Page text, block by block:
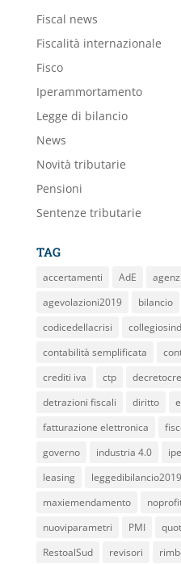
Fiscal news
Fiscalità internazionale
Fisco
Iperammortamento
Legge di bilancio
News
Novità tributarie
Pensioni
Sentenze tributarie
TAG
accertamenti AdE
agevolazioni2019
bilancio
codicedellacrisi
contabilità semplificata
crediti iva
ctp
detrazioni fiscali
diritto
fatturazione elettronica
governo
industria 4.0
leasing
leggedibilancio2019
maxiemendamento
nuoviparametri
PMI
RestoalSud
revisori